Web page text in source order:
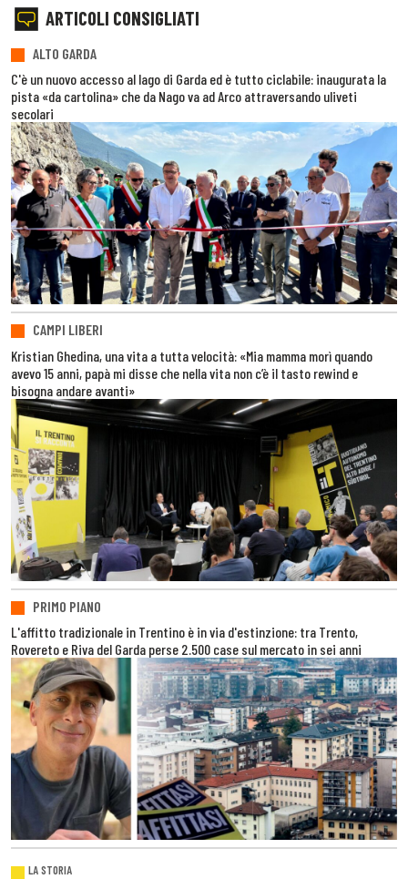
ARTICOLI CONSIGLIATI
ALTO GARDA
C'è un nuovo accesso al lago di Garda ed è tutto ciclabile: inaugurata la
pista «da cartolina» che da Nago va ad Arco attraversando uliveti
secolari
CAMPI LIBERI
Kristian Ghedina, una vita a tutta velocità: «Mia mamma morì quando
avevo 15 anni, papà mi disse che nella vita non c’è il tasto rewind e
bisogna andare avanti»
PRIMO PIANO
L'affitto tradizionale in Trentino è in via d'estinzione: tra Trento,
Rovereto e Riva del Garda perse 2.500 case sul mercato in sei anni
LA STORIA